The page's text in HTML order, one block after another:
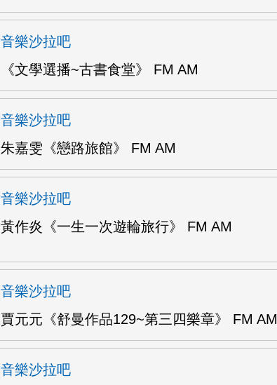
音樂沙拉吧
《文學選播~古書食堂》 FM AM
音樂沙拉吧
朱嘉雯《戀路旅館》 FM AM
音樂沙拉吧
黃作炎《一生一次遊輪旅行》 FM AM
音樂沙拉吧
賈元元《舒曼作品129~第三四樂章》 FM AM
音樂沙拉吧